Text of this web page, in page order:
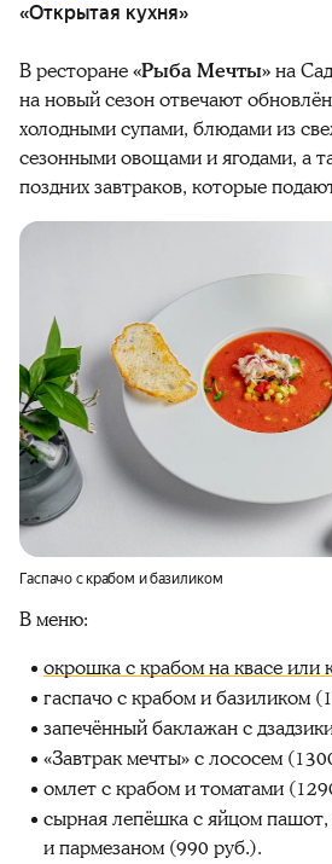
«Открытая кухня»
В ресторане«Рыба Мечты»на
на новый сезон отвечают
холодными супами, блюдами из
сезонными овощами и ягодами, а
поздних завтраков, которые
Гаспачо с крабом и базиликом
В меню:
окрошка с крабом на квасе или
гаспачо с крабом и базиликом
запечённый баклажан с
«Завтрак мечты» с лососем
омлет с крабом и томатами
сырная лепёшка с яйцом
и пармезаном (990 руб.).